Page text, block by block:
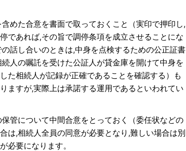
めた合意を書面で取っておくこと（実印で押印し,
であれば,その旨で調停条項を成立させることにな
話し合いのときは,中身を点検するための公正証書
人の嘱託を受けた公証人が貸金庫を開けて中身を
た相続人が記録が正確であることを確認する）も
ますが,実際上は承諾する運用であるといわれてい
管について中間合意をとっておく（委任状などの
は,相続人全員の同意が必要となり,難しい場合は別
必要になります。